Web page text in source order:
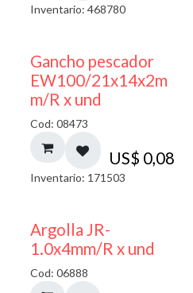
Inventario: 468780
Gancho pescador
EW100/21x14x2m
m/R x und
Cod: 08473
US$ 0,08
Inventario: 171503
Argolla JR-
1.0x4mm/R x und
Cod: 06888